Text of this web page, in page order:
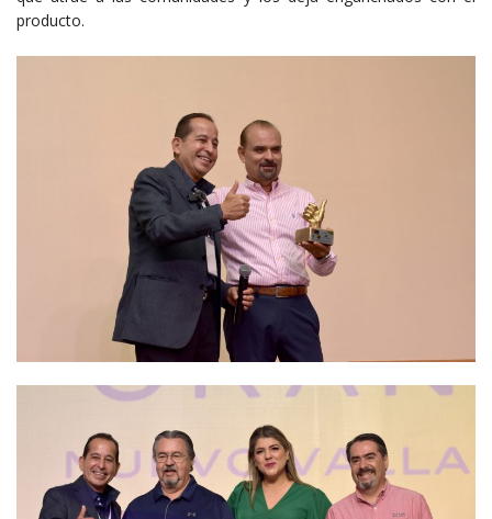
producto.